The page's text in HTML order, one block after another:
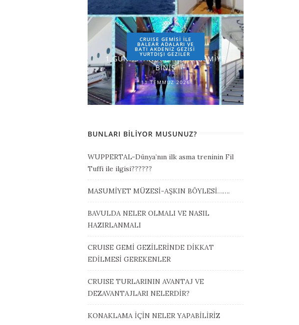
CRUISE GEMİSİ İLE
BALEAR ADALARI VE
BATI AKDENİZ GEZİSİ
YURTDIŞI GEZILER
1.GÜN-İSTANBUL-ROMA-GEMİYE
BİNİŞ
11 TEMMUZ 2026
BUNLARI BILIYOR MUSUNUZ?
WUPPERTAL-Dünya’nın ilk asma treninin Fil
Tuffi ile ilgisi??????
MASUMİYET MÜZESİ-AŞKIN BÖYLESİ…….
BAVULDA NELER OLMALI VE NASIL
HAZIRLANMALI
CRUISE GEMİ GEZİLERİNDE DİKKAT
EDİLMESİ GEREKENLER
CRUISE TURLARININ AVANTAJ VE
DEZAVANTAJLARI NELERDİR?
KONAKLAMA İÇİN NELER YAPABİLİRİZ